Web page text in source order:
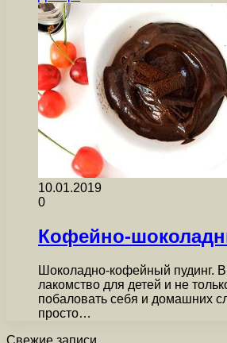
10.01.2019
0
Кофейно-
Шоколадно-кофейный пудинг.
лакомство для детей и не
побаловать себя и домашних
просто…
Свежие записи